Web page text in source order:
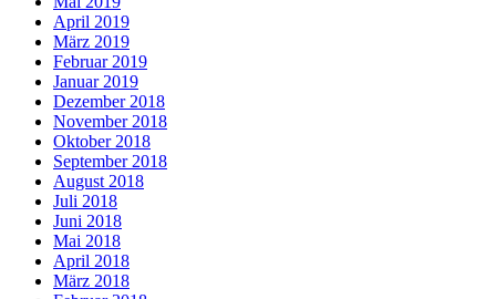
April 2019
März 2019
Februar 2019
Januar 2019
Dezember 2018
November 2018
Oktober 2018
September 2018
August 2018
Juli 2018
Juni 2018
Mai 2018
April 2018
März 2018